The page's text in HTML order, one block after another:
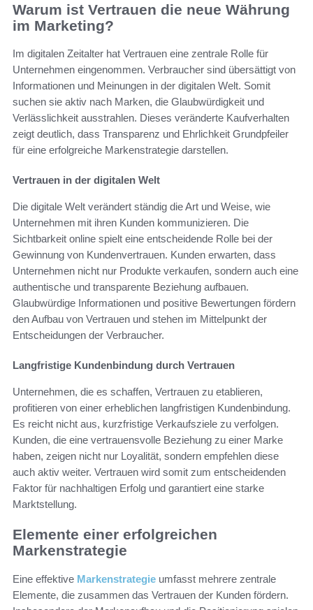
Warum ist Vertrauen die neue Währung
im Marketing?
Im digitalen Zeitalter hat Vertrauen eine zentrale Rolle für
Unternehmen eingenommen. Verbraucher sind übersättigt von
Informationen und Meinungen in der digitalen Welt. Somit
suchen sie aktiv nach Marken, die Glaubwürdigkeit und
Verlässlichkeit ausstrahlen. Dieses veränderte Kaufverhalten
zeigt deutlich, dass Transparenz und Ehrlichkeit Grundpfeiler
für eine erfolgreiche Markenstrategie darstellen.
Vertrauen in der digitalen Welt
Die digitale Welt verändert ständig die Art und Weise, wie
Unternehmen mit ihren Kunden kommunizieren. Die
Sichtbarkeit online spielt eine entscheidende Rolle bei der
Gewinnung von Kundenvertrauen. Kunden erwarten, dass
Unternehmen nicht nur Produkte verkaufen, sondern auch eine
authentische und transparente Beziehung aufbauen.
Glaubwürdige Informationen und positive Bewertungen fördern
den Aufbau von Vertrauen und stehen im Mittelpunkt der
Entscheidungen der Verbraucher.
Langfristige Kundenbindung durch Vertrauen
Unternehmen, die es schaffen, Vertrauen zu etablieren,
profitieren von einer erheblichen langfristigen Kundenbindung.
Es reicht nicht aus, kurzfristige Verkaufsziele zu verfolgen.
Kunden, die eine vertrauensvolle Beziehung zu einer Marke
haben, zeigen nicht nur Loyalität, sondern empfehlen diese
auch aktiv weiter. Vertrauen wird somit zum entscheidenden
Faktor für nachhaltigen Erfolg und garantiert eine starke
Marktstellung.
Elemente einer erfolgreichen
Markenstrategie
Eine effektive Markenstrategie umfasst mehrere zentrale
Elemente, die zusammen das Vertrauen der Kunden fördern.